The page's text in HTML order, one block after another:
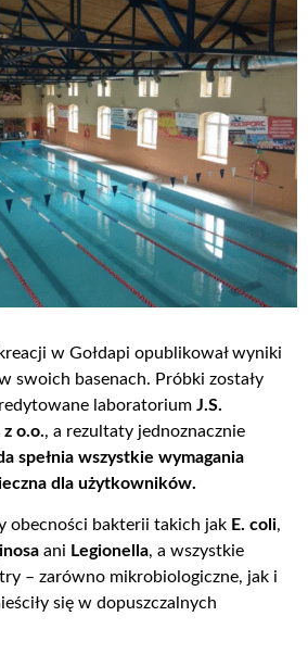
w Gołdapi opublikował wyniki
swoich basenach. Próbki zostały
laboratorium J.S.
o.o., a rezultaty jednoznacznie
spełnia wszystkie wymagania
dla użytkowników.
obecności bakterii takich jak E. coli,
ani Legionella, a wszystkie
– zarówno mikrobiologiczne, jak i
się w dopuszczalnych